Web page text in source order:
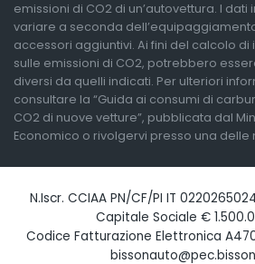
emissioni di CO2 di un’autovettura. I
variare a seconda
accessori aggiuntivi. Ai fini del calcolo
sulle emissioni di CO2, potrebbero
diversi da quelli indicati. Per ulteriori
consultare la “Guida ai consumi di
CO2 di nuove vetture”, pubblicata dal
Economico o rivolgervi presso una delle
N.Iscr. CCIAA PN/CF/PI IT
Capitale Sociale €
Codice Fatturazione Elettronica